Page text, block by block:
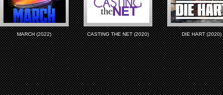
MARCH (2022) CASTING THE NET (2020) DIE HART (2020)